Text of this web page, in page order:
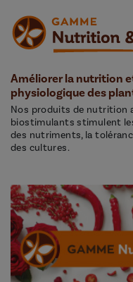
Améliorer la nutrition
physiologique des
Nos produits de nutrition
biostimulants stimulent
des nutriments, la
des cultures.